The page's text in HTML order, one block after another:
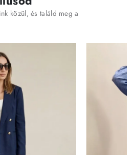
közül, és találd meg a